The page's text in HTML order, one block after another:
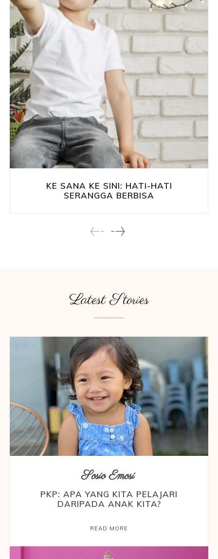
KE SANA KE SINI: HATI-HATI
SERANGGA BERBISA
Latest Stories
Sosio Emosi
PKP: APA YANG KITA PELAJARI
DARIPADA ANAK KITA?
READ MORE